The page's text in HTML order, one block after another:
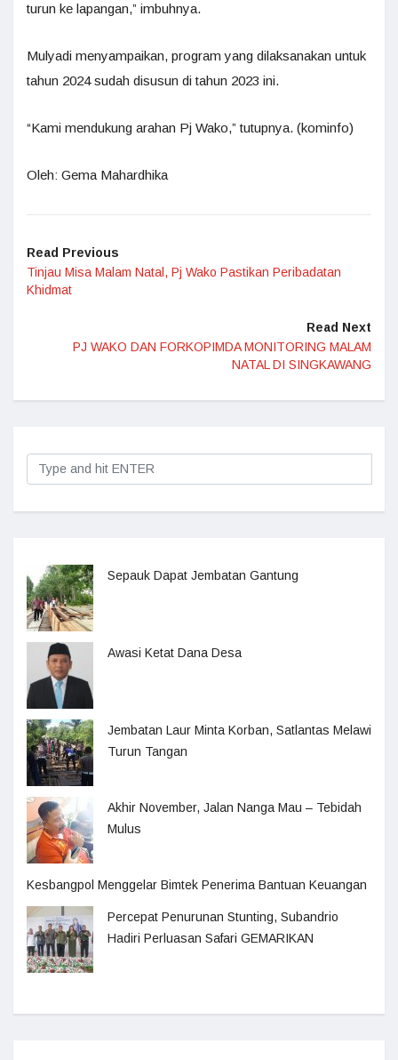
turun ke lapangan,” imbuhnya.
Mulyadi menyampaikan, program yang dilaksanakan untuk
tahun 2024 sudah disusun di tahun 2023 ini.
“Kami mendukung arahan Pj Wako,” tutupnya. (kominfo)
Oleh: Gema Mahardhika
Read Previous
Tinjau Misa Malam Natal, Pj Wako Pastikan Peribadatan
Khidmat
Read Next
PJ WAKO DAN FORKOPIMDA MONITORING MALAM
NATAL DI SINGKAWANG
Sepauk Dapat Jembatan Gantung
Awasi Ketat Dana Desa
Jembatan Laur Minta Korban, Satlantas Melawi
Turun Tangan
Akhir November, Jalan Nanga Mau – Tebidah
Mulus
Kesbangpol Menggelar Bimtek Penerima Bantuan Keuangan
Percepat Penurunan Stunting, Subandrio
Hadiri Perluasan Safari GEMARIKAN